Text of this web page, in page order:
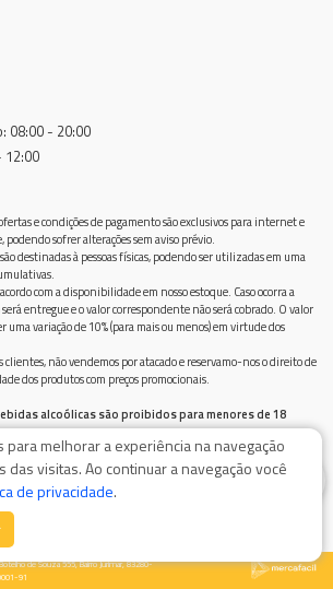
08:00 - 20:00
12:00
e condições de pagamento são exclusivos para internet e
podendo sofrer alterações sem aviso prévio.
destinadas à pessoas físicas, podendo ser utilizadas em uma
com a disponibilidade em nosso estoque. Caso ocorra a
entregue e o valor correspondente não será cobrado. O valor
uma variação de 10% (para mais ou menos) em virtude dos
não vendemos por atacado e reservamo-nos o direito de
dos produtos com preços promocionais.
alcoólicas são proibidos para menores de 18
química e, em excesso, provoca graves males à saúde.
de Souza 555, Bairro Jurimar, 83280-
91
para melhorar a experiência na navegação
das visitas. Ao continuar a navegação você
de privacidade.